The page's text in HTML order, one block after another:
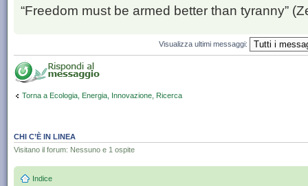
“Freedom must be armed better than tyranny”
Visualizza ultimi messaggi:
Torna a Ecologia, Energia, Innovazione, Ricerca
CHI C’È IN LINEA
Visitano il forum: Nessuno e 1 ospite
Indice